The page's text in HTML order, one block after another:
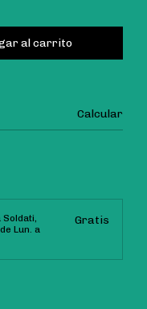
Calcular
Soldati,
Lun. a
Gratis